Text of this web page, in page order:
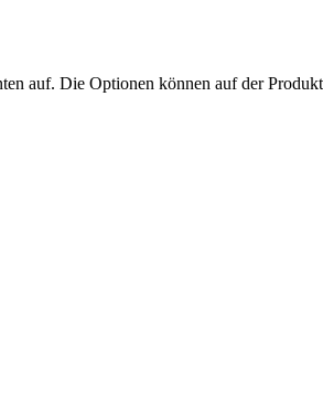
auf. Die Optionen können auf der